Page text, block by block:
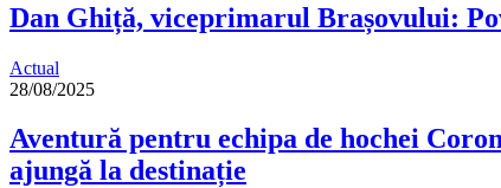
Dan Ghiță, viceprimarul Brașovului:
Actual
28/08/2025
Aventură pentru echipa de hochei
ajungă la destinație